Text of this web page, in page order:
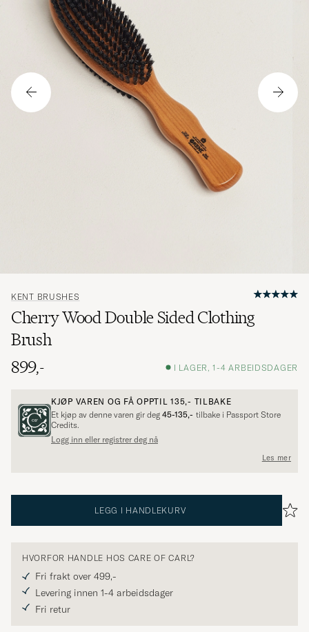
KENT BRUSHES
Cherry Wood Double Sided Clothing
Brush
899,-
I LAGER, 1-4 ARBEIDSDAGER
KJØP VAREN OG FÅ OPPTIL135,- TILBAKE
Et kjøp av denne varen gir deg 45-135,- tilbake i Passport Store
Credits.
Logg inn eller registrer deg nå
Les mer
LEGG I HANDLEKURV
HVORFOR HANDLE HOS CARE OF CARL?
Fri frakt over 499,-
Levering innen 1-4 arbeidsdager
Fri retur